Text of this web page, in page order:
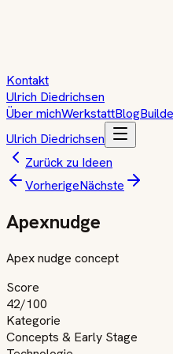
Kontakt
Ulrich Diedrichsen
Über michWerkstattBlog
Ulrich Diedrichsen
Zurück zu Ideen
VorherigeNächste
Apexnudge
Apex nudge concept
Score
42/100
Kategorie
Concepts & Early Stage